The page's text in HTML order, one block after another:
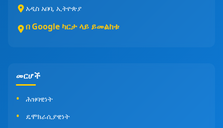
አዲስ አበባ, ኢትዮጵያ
በ Google ካርታ ላይ ይመልከቱ
መርሆች
ሕዝባዊነት
ዴሞክራሲያዊነት